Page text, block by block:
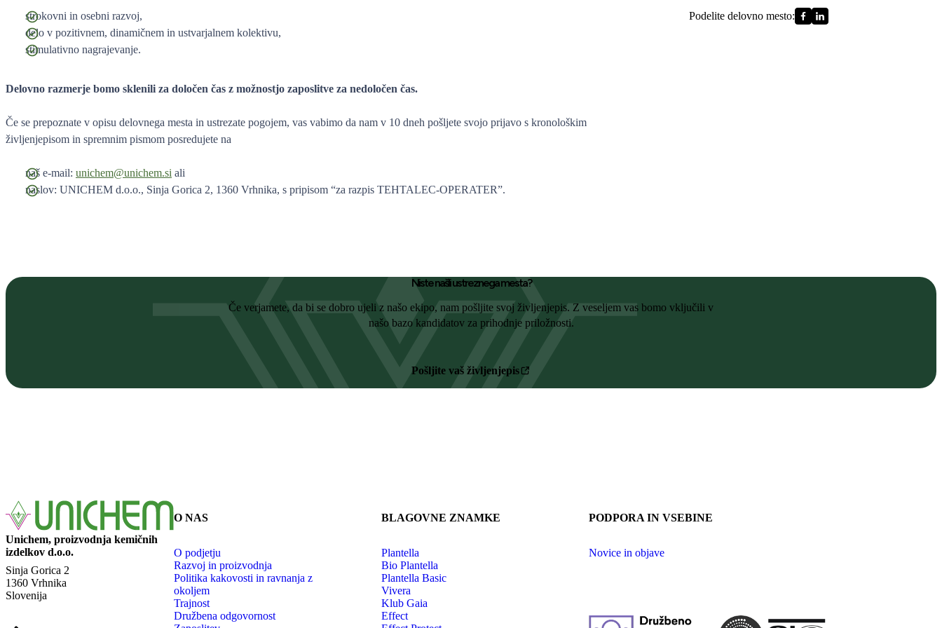
strokovni in osebni razvoj,
delo v pozitivnem, dinamičnem in ustvarjalnem kolektivu,
stimulativno nagrajevanje.
Delovno razmerje bomo sklenili za določen čas z možnostjo zaposlitve za nedoločen čas.
Če se prepoznate v opisu delovnega mesta in ustrezate pogojem, vas vabimo da nam v 10 dneh pošljete svojo prijavo s kronološkim
življenjepisom in spremnim pismom posredujete na
naš e-mail: unichem@unichem.si ali
naslov: UNICHEM d.o.o., Sinja Gorica 2, 1360 Vrhnika, s pripisom “za razpis TEHTALEC-OPERATER”.
Podelite delovno mesto:
Niste našli ustreznega mesta?
Če verjamete, da bi se dobro ujeli z našo ekipo, nam pošljite svoj življenjepis. Z veseljem vas bomo vključili v
našo bazo kandidatov za prihodnje priložnosti.
Pošljite vaš življenjepis
Unichem, proizvodnja kemičnih
izdelkov d.o.o.
Sinja Gorica 2
1360 Vrhnika
Slovenija
O NAS
O podjetju
Razvoj in proizvodnja
Politika kakovosti in ravnanja z
okoljem
Trajnost
Družbena odgovornost
BLAGOVNE ZNAMKE
Plantella
Bio Plantella
Plantella Basic
Vivera
Klub Gaia
Effect
PODPORA IN VSEBINE
Novice in objave